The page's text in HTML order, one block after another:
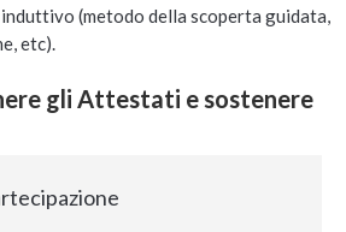
(metodo della scoperta guidata,
etc).
gli Attestati e sostenere